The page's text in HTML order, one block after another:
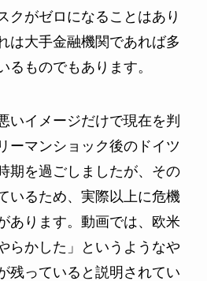
クがゼロになることはあり
は大手金融機関であれば多
るものでもあります。
いイメージだけで現在を判
ーマンショック後のドイツ
期を過ごしましたが、その
いるため、実際以上に危機
あります。動画では、欧米
らかした」というようなや
残っていると説明されてい